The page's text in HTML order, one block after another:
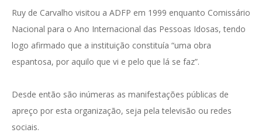
Ruy de Carvalho visitou a ADFP em 1999 enquanto Comissário
Nacional para o Ano Internacional das Pessoas Idosas, tendo
logo afirmado que a instituição constituía “uma obra
espantosa, por aquilo que vi e pelo que lá se faz”.
Desde então são inúmeras as manifestações públicas de
apreço por esta organização, seja pela televisão ou redes
sociais.